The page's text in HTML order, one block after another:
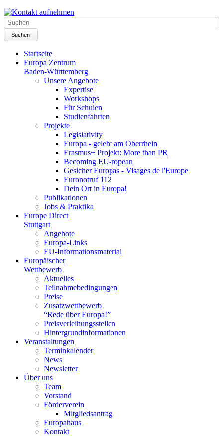
Suchen
Startseite
Europa Zentrum
Baden-Württemberg
Unsere Angebote
Expertise
Workshops
Für Schulen
Studienfahrten
Projekte
Legislativity
Europa - gelebt am Oberrhein
Erasmus+ Projekt: More than PR
Becoming EU-ropean
Gesicher Europas - Visages de l'Europe
Euronotruf 112
Dein Ort in Europa!
Publikationen
Jobs & Praktika
Europe Direct
Stuttgart
Angebote
Europa-Links
EU-Informationsmaterial
Europäischer
Wettbewerb
Aktuelles
Teilnahme­bedingungen
Preise
Zusatzwettbewerb
“Rede über Europa!”
Preisverleihungsstellen
Hintergrundinformationen
Veranstaltungen
Terminkalender
News
Newsletter
Über uns
Team
Vorstand
Förderverein
Mitgliedsantrag
Europahaus
Kontakt